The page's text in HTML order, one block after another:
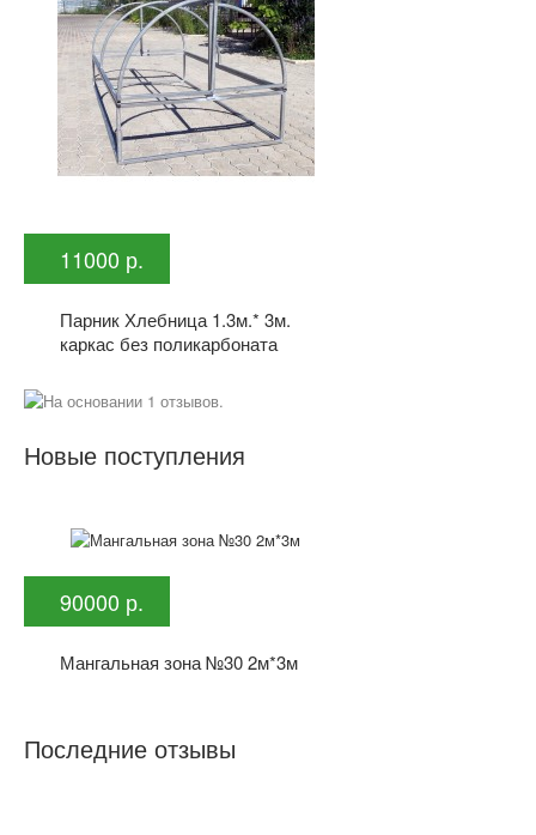
11000 р.
Парник Хлебница 1.3м.* 3м.
каркас без поликарбоната
Новые поступления
90000 р.
Мангальная зона №30 2м*3м
Последние отзывы